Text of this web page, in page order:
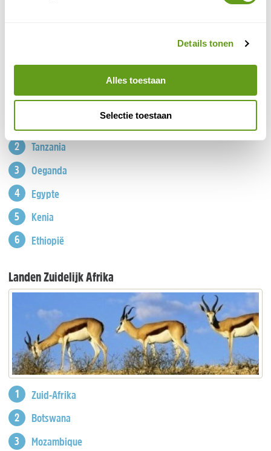
Details tonen
Alles toestaan
Selectie toestaan
Tanzania
Oeganda
Egypte
Kenia
Ethiopië
Landen Zuidelijk Afrika
Zuid-Afrika
Botswana
Mozambique